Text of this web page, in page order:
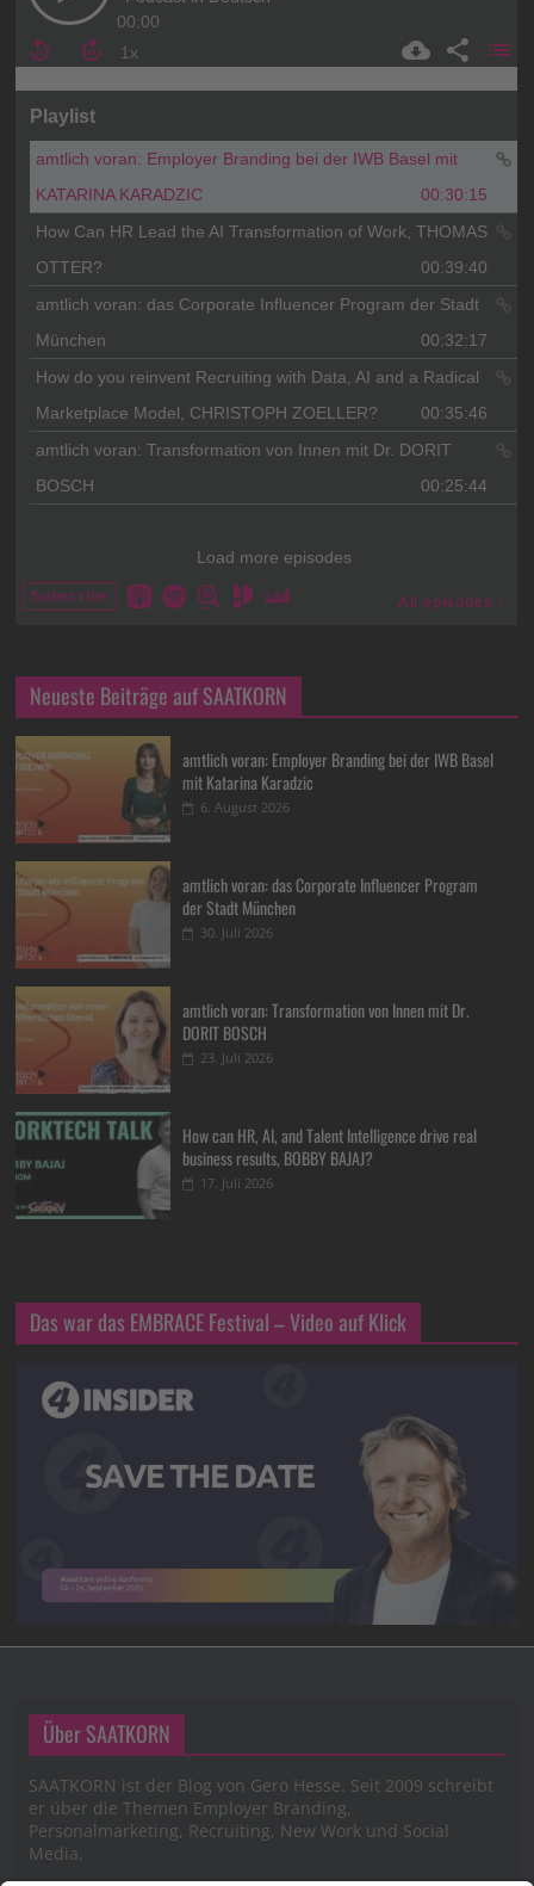
Neueste Beiträge auf SAATKORN
amtlich voran: Employer Branding bei der IWB Basel
mit Katarina Karadzic
6. August 2026
amtlich voran: das Corporate Influencer Program
der Stadt München
30. Juli 2026
amtlich voran: Transformation von Innen mit Dr.
DORIT BOSCH
23. Juli 2026
How can HR, AI, and Talent Intelligence drive real
business results, BOBBY BAJAJ?
17. Juli 2026
Das war das EMBRACE Festival – Video auf Klick
Über SAATKORN
SAATKORN ist der Blog von Gero Hesse. Seit 2009 schreibt
er über die Themen Employer Branding,
Personalmarketing, Recruiting, New Work und Social
Media.